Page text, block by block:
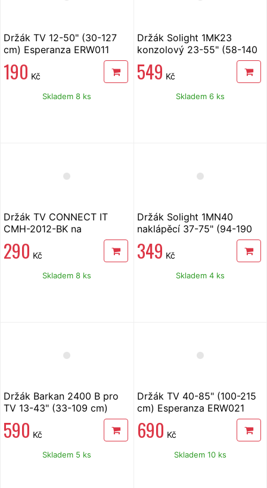
Držák TV 12-50" (30-127
cm) Esperanza ERW011
190 Kč
Skladem 8 ks
Držák Solight 1MK23
konzolový 23-55" (58-140
cm) max.nosnost 30 kg
549 Kč
Skladem 6 ks
Držák TV CONNECT IT
CMH-2012-BK na
obrazovky 13-37" (33-94
cm)
290 Kč
Skladem 8 ks
Držák Solight 1MN40
naklápěcí 37-75" (94-190
cm) max. nosnost 50 kg
349 Kč
Skladem 4 ks
Držák Barkan 2400 B pro
TV 13-43" (33-109 cm)
590 Kč
Skladem 5 ks
Držák TV 40-85" (100-215
cm) Esperanza ERW021
690 Kč
Skladem 10 ks